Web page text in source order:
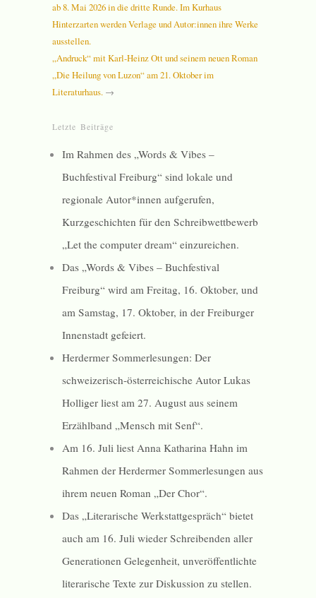
ab 8. Mai 2026 in die dritte Runde. Im Kurhaus
Hinterzarten werden Verlage und Autor:innen ihre Werke
ausstellen.
„Andruck“ mit Karl-Heinz Ott und seinem neuen Roman
„Die Heilung von Luzon“ am 21. Oktober im
Literaturhaus. →
Letzte Beiträge
Im Rahmen des „Words & Vibes –
Buchfestival Freiburg“ sind lokale und
regionale Autor*innen aufgerufen,
Kurzgeschichten für den Schreibwettbewerb
„Let the computer dream“ einzureichen.
Das „Words & Vibes – Buchfestival
Freiburg“ wird am Freitag, 16. Oktober, und
am Samstag, 17. Oktober, in der Freiburger
Innenstadt gefeiert.
Herdermer Sommerlesungen: Der
schweizerisch-österreichische Autor Lukas
Holliger liest am 27. August aus seinem
Erzählband „Mensch mit Senf“.
Am 16. Juli liest Anna Katharina Hahn im
Rahmen der Herdermer Sommerlesungen aus
ihrem neuen Roman „Der Chor“.
Das „Literarische Werkstattgespräch“ bietet
auch am 16. Juli wieder Schreibenden aller
Generationen Gelegenheit, unveröffentlichte
literarische Texte zur Diskussion zu stellen.